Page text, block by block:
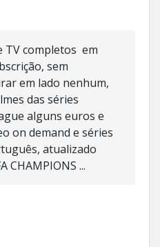
TV completos em
sem
em lado nenhum,
das séries
alguns euros e
on demand e séries
atualizado
CHAMPIONS ...